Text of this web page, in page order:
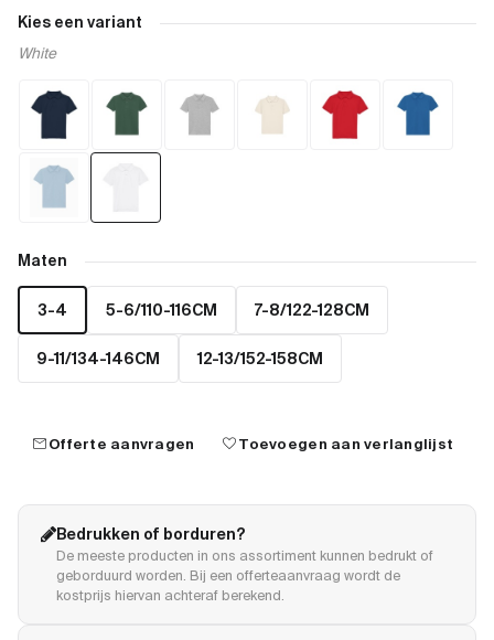
Kies een variant
White
Maten
3-4 5-6/110-116CM 7-8/122-128CM
9-11/134-146CM 12-13/152-158CM
mailOfferte aanvragen favoriteToevoegen aan verlanglijst
Bedrukken of borduren?
De meeste producten in ons assortiment kunnen bedrukt of
geborduurd worden. Bij een offerteaanvraag wordt de
kostprijs hiervan achteraf berekend.